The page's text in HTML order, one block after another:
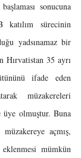
sonucuna
katılım sürecinin
yadsınamaz bir
Hırvatistan 35 ayrı
ifade eden
müzakereleri
üye olmuştur. Buna
açmış,
mümkün